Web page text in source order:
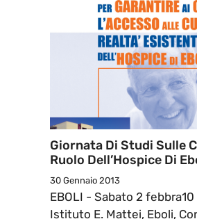
Giornata Di Studi Sulle
Ruolo Dell’Hospice Di
30 Gennaio 2013
EBOLI - Sabato 2 febbra10
Istituto E. Mattei, Eboli,